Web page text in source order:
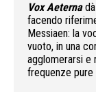
Vox Aeternadà
facendo
Messiaen: la
vuoto, in una
agglomerarsi e
frequenze